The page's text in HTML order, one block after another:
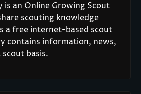
is an Online Growing Scout
scouting knowledge
a free internet-based scout
contains information, news,
basis.